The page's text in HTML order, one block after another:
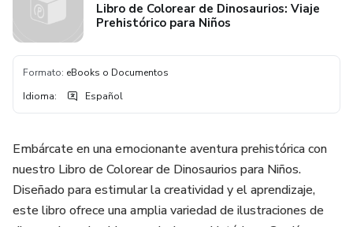
Libro de Colorear de Dinosaurios: Viaje
Prehistórico para Niños
Formato: eBooks o Documentos
Idioma: Español
Embárcate en una emocionante aventura prehistórica con
nuestro Libro de Colorear de Dinosaurios para Niños.
Diseñado para estimular la creatividad y el aprendizaje,
este libro ofrece una amplia variedad de ilustraciones de